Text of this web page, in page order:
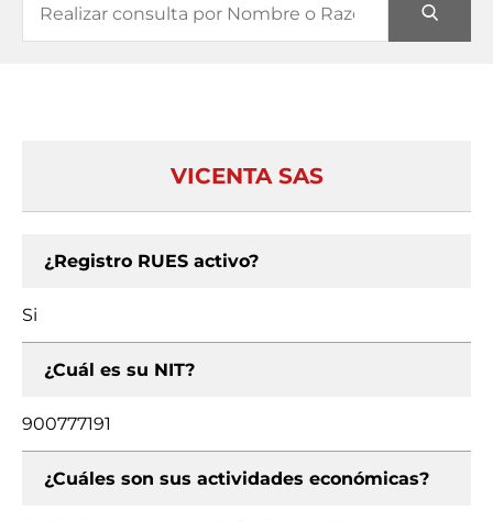
VICENTA SAS
¿Registro RUES activo?
Si
¿Cuál es su NIT?
900777191
¿Cuáles son sus actividades económicas?